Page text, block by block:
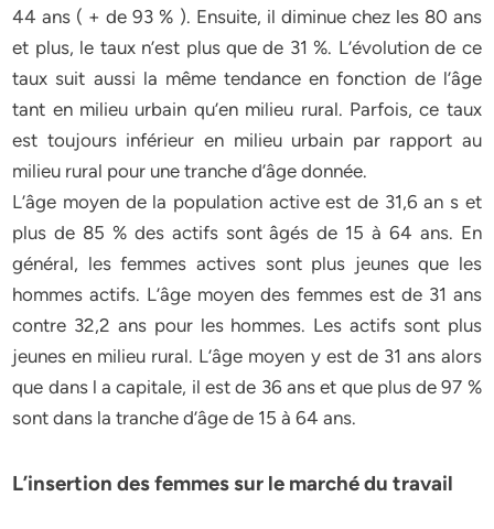
44 ans ( + de 93 % ). Ensuite, il diminue chez les 80 ans
et plus, le taux n’est plus que de 31 %. L’évolution de ce
taux suit aussi la même tendance en fonction de l’âge
tant en milieu urbain qu’en milieu rural. Parfois, ce taux
est toujours inférieur en milieu urbain par rapport au
milieu rural pour une tranche d’âge donnée.
L’âge moyen de la population active est de 31,6 an s et
plus de 85 % des actifs sont âgés de 15 à 64 ans. En
général, les femmes actives sont plus jeunes que les
hommes actifs. L’âge moyen des femmes est de 31 ans
contre 32,2 ans pour les hommes. Les actifs sont plus
jeunes en milieu rural. L’âge moyen y est de 31 ans alors
que dans l a capitale, il est de 36 ans et que plus de 97 %
sont dans la tranche d’âge de 15 à 64 ans.
L’insertion des femmes sur le marché du travail